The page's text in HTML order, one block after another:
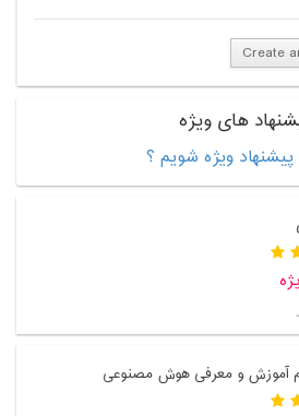
Create
های ویژه
ویژه شویم ؟
آموزش و معرفی هوش مصنوعی